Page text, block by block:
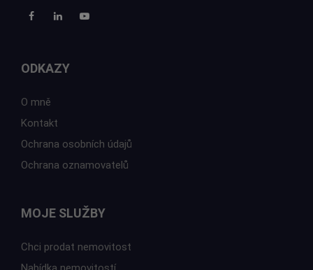
ODKAZY
O mně
Kontakt
Ochrana osobních údajů
Ochrana oznamovatelů
MOJE SLUŽBY
Chci prodat nemovitost